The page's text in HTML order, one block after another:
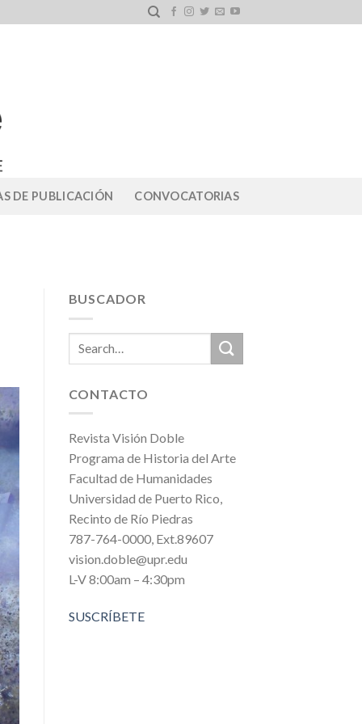
DE PUBLICACIÓN CONVOCATORIAS
BUSCADOR
CONTACTO
Revista Visión Doble
Programa de Historia del Arte
Facultad de Humanidades
Universidad de Puerto Rico,
Recinto de Río Piedras
787-764-0000, Ext.89607
vision.doble@upr.edu
L-V 8:00am – 4:30pm
SUSCRÍBETE